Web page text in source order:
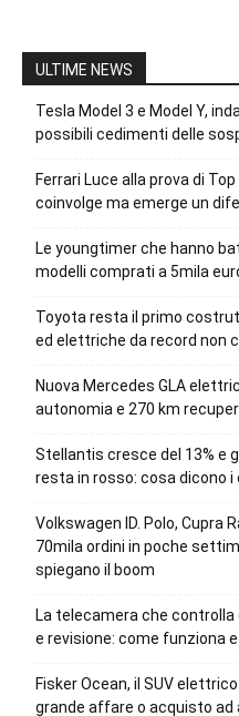
ULTIME NEWS
Tesla Model 3 e Model Y,
possibili cedimenti delle
Ferrari Luce alla prova di
coinvolge ma emerge un
Le youngtimer che hanno
modelli comprati a 5mila
Toyota resta il primo
ed elettriche da record non
Nuova Mercedes GLA
autonomia e 270 km
Stellantis cresce del 13% e
resta in rosso: cosa dicono i
Volkswagen ID. Polo, Cupra
70mila ordini in poche
spiegano il boom
La telecamera che
e revisione: come funziona
Fisker Ocean, il SUV
grande affare o acquisto ad